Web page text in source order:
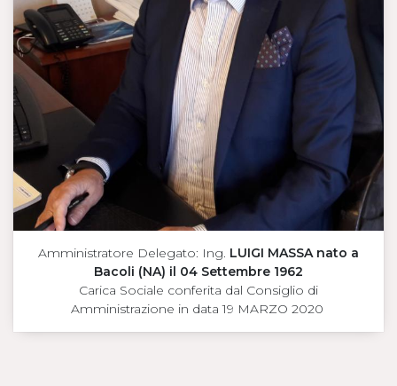
Amministratore Delegato: Ing. LUIGI MASSA nato a
Bacoli (NA) il 04 Settembre 1962
Carica Sociale conferita dal Consiglio di
Amministrazione in data 19 MARZO 2020